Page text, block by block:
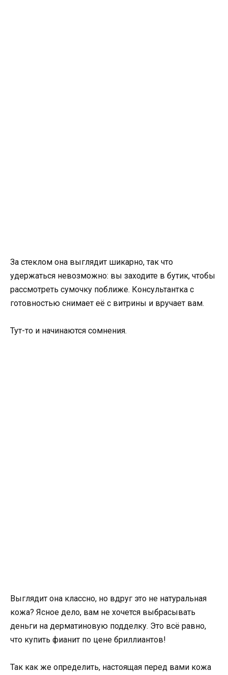
За стеклом она выглядит шикарно, так что
удержаться невозможно: вы заходите в бутик, чтобы
рассмотреть сумочку поближе. Консультантка с
готовностью снимает её с витрины и вручает вам.
Тут-то и начинаются сомнения.
Выглядит она классно, но вдруг это не натуральная
кожа? Ясное дело, вам не хочется выбрасывать
деньги на дерматиновую подделку. Это всё равно,
что купить фианит по цене бриллиантов!
Так как же определить, настоящая перед вами кожа